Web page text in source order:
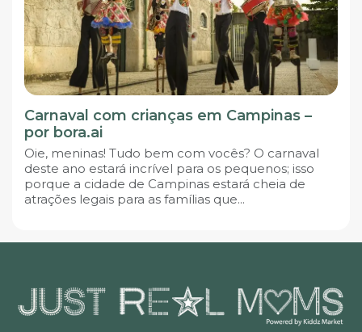
Carnaval com crianças em Campinas –
por bora.ai
Oie, meninas! Tudo bem com vocês? O carnaval
deste ano estará incrível para os pequenos; isso
porque a cidade de Campinas estará cheia de
atrações legais para as famílias que...